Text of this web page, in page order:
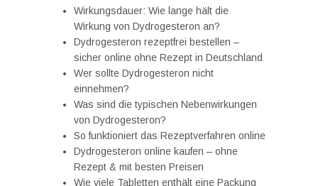
Wirkungsdauer: Wie lange hält die
Wirkung von Dydrogesteron an?
Dydrogesteron rezeptfrei bestellen –
sicher online ohne Rezept in Deutschland
Wer sollte Dydrogesteron nicht
einnehmen?
Was sind die typischen Nebenwirkungen
von Dydrogesteron?
So funktioniert das Rezeptverfahren online
Dydrogesteron online kaufen – ohne
Rezept & mit besten Preisen
Wie viele Tabletten enthält eine Packung